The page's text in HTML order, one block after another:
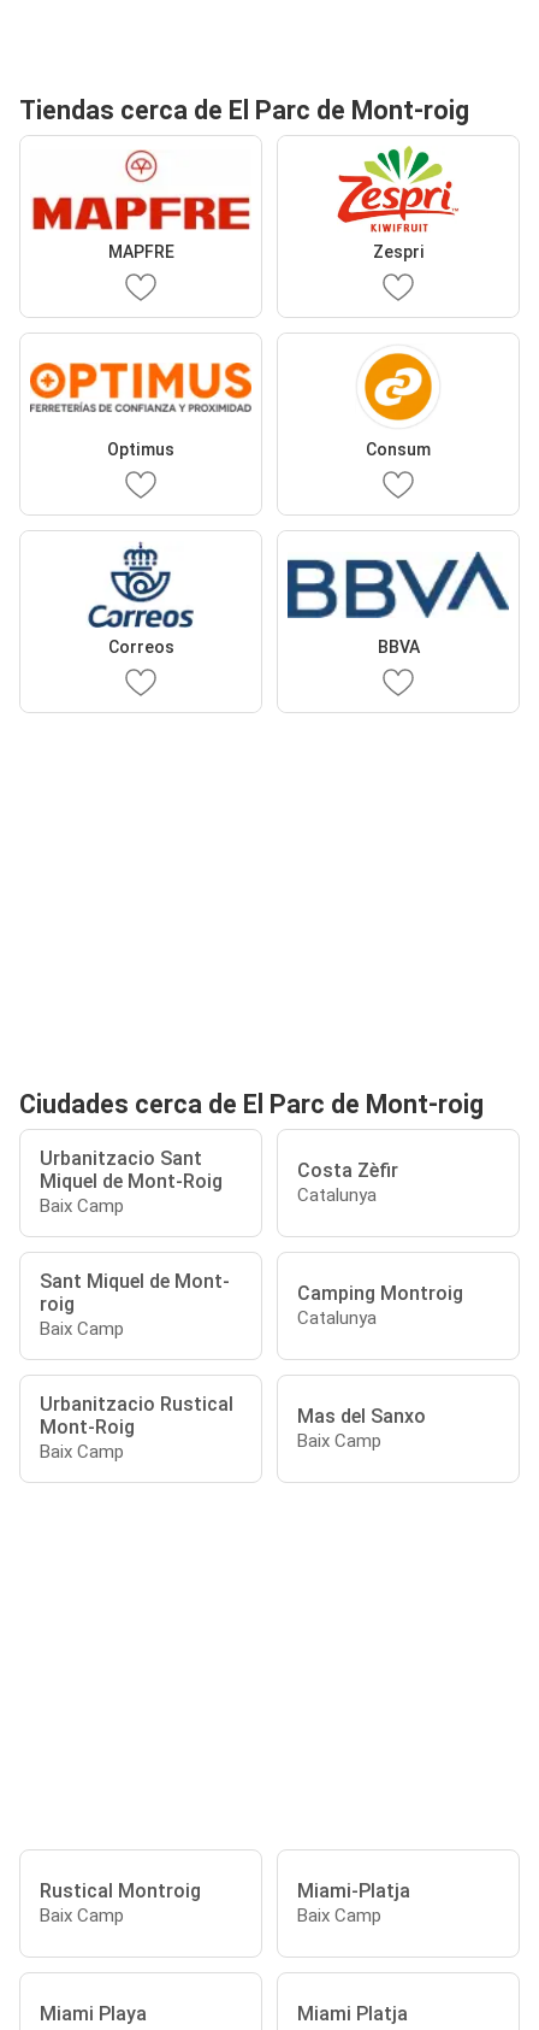
Tiendas cerca de El Parc de Mont-roig
MAPFRE Zespri
Optimus Consum
Correos BBVA
Ciudades cerca de El Parc de Mont-roig
Urbanitzacio Sant
Miquel de Mont-Roig
Baix Camp
Costa Zèfir
Catalunya
Sant Miquel de Mont-
roig
Baix Camp
Camping Montroig
Catalunya
Urbanitzacio Rustical
Mont-Roig
Baix Camp
Mas del Sanxo
Baix Camp
Rustical Montroig
Baix Camp
Miami-Platja
Baix Camp
Miami Playa Miami Platja